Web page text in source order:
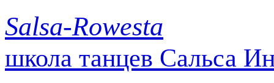
Salsa-Rowesta
школа танцев Сальса